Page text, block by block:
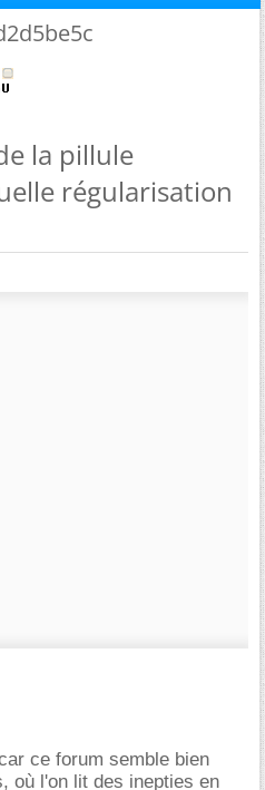
la pillule
régularisation
ce forum semble bien
où l'on lit des inepties en